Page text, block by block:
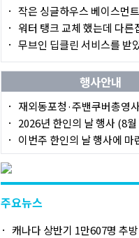
작은 싱글하우스 베이스먼
워터 탱크 교체 했는데 다른
무브인 딥클린 서비스를 받
행사안내
재외동포청·주밴쿠버총영
2026년 한인의 날 행사 (8월
이번주 한인의 날 행사에 마
주요뉴스
캐나다 상반기 1만607명 추